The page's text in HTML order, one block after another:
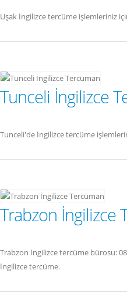
Uşak İngilizce tercüme işlemleriniz
Tunceli İngilizce
Tunceli'de İngilizce tercüme
Trabzon İngilizce
Trabzon İngilizce tercüme bürosu:
İngilizce tercüme.